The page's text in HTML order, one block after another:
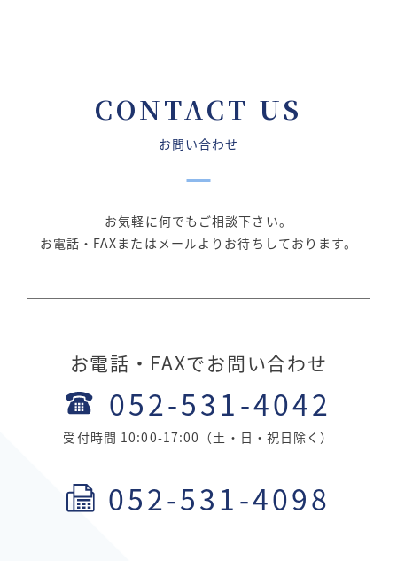
CONTACT US
お問い合わせ
お気軽に何でもご相談下さい。
お電話・FAXまたはメールよりお待ちしております。
お電話・FAXでお問い合わせ
052-531-4042
受付時間 10:00-17:00（土・日・祝日除く）
052-531-4098